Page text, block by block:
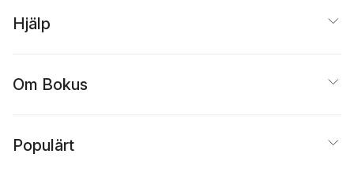
Hjälp
Om Bokus
Populärt